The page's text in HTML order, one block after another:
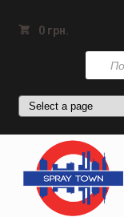
0 грн.
Поиск
товаров